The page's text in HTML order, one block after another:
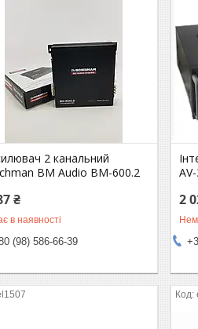
2 канальний
BM Audio BM-600.2
₴
в наявності
(98) 586-66-39
2